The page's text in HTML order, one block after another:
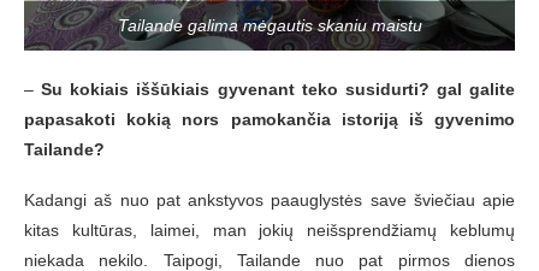
Tailande galima mėgautis skaniu maistu
– Su kokiais iššūkiais gyvenant teko susidurti? gal galite
papasakoti kokią nors pamokančia istoriją iš gyvenimo
Tailande?
Kadangi aš nuo pat ankstyvos paauglystės save šviečiau apie
kitas kultūras, laimei, man jokių neišsprendžiamų keblumų
niekada nekilo. Taipogi, Tailande nuo pat pirmos dienos